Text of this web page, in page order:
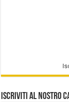
Iscriviti al nostro